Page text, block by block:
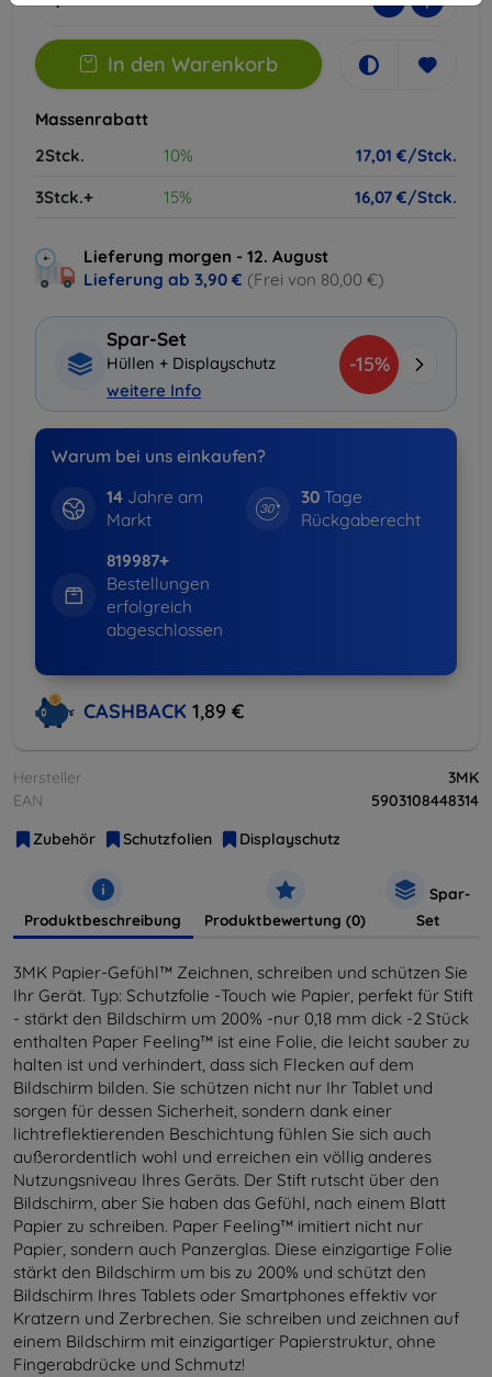
In den Warenkorb
Massenrabatt
2Stck.
10%
17,01 €/Stck.
3Stck.+
15% 16,07 €/Stck.
Lieferung morgen - 12. August
Lieferung ab 3,90 € (Frei von 80,00 €)
Spar-Set
Hüllen + Displayschutz
weitere Info
-15%
Warum bei uns einkaufen?
14Jahre am
Markt
30 Tage
Rückgaberecht
819987+
Bestellungen
erfolgreich
abgeschlossen
CASHBACK 1,89 €
Hersteller
3MK
EAN
5903108448314
Zubehör
Schutzfolien Displayschutz
Produktbeschreibung Produktbewertung (0)
Spar-
Set
3MK Papier-Gefühl™ Zeichnen, schreiben und schützen Sie
Ihr Gerät. Typ: Schutzfolie -Touch wie Papier, perfekt für Stift
- stärkt den Bildschirm um 200% -nur 0,18 mm dick -2 Stück
enthalten Paper Feeling™ ist eine Folie, die leicht sauber zu
halten ist und verhindert, dass sich Flecken auf dem
Bildschirm bilden. Sie schützen nicht nur Ihr Tablet und
sorgen für dessen Sicherheit, sondern dank einer
lichtreflektierenden Beschichtung fühlen Sie sich auch
außerordentlich wohl und erreichen ein völlig anderes
Nutzungsniveau Ihres Geräts. Der Stift rutscht über den
Bildschirm, aber Sie haben das Gefühl, nach einem Blatt
Papier zu schreiben. Paper Feeling™ imitiert nicht nur
Papier, sondern auch Panzerglas. Diese einzigartige Folie
stärkt den Bildschirm um bis zu 200% und schützt den
Bildschirm Ihres Tablets oder Smartphones effektiv vor
Kratzern und Zerbrechen. Sie schreiben und zeichnen auf
einem Bildschirm mit einzigartiger Papierstruktur, ohne
Fingerabdrücke und Schmutz!